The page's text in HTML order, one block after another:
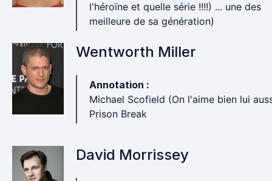
l'héroïne et quelle série !!!!) ... une des
meilleure de sa génération)
Wentworth Miller
Annotation :
Michael Scofield (On l'aime bien lui
Prison Break
David Morrissey